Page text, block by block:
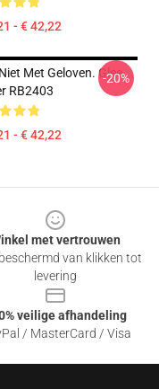
- € 42,22
Met Geloven. Glee
RB2403
- € 42,22
-20%
met vertrouwen
van klikken tot
levering
veilige afhandeling
/ MasterCard / Visa